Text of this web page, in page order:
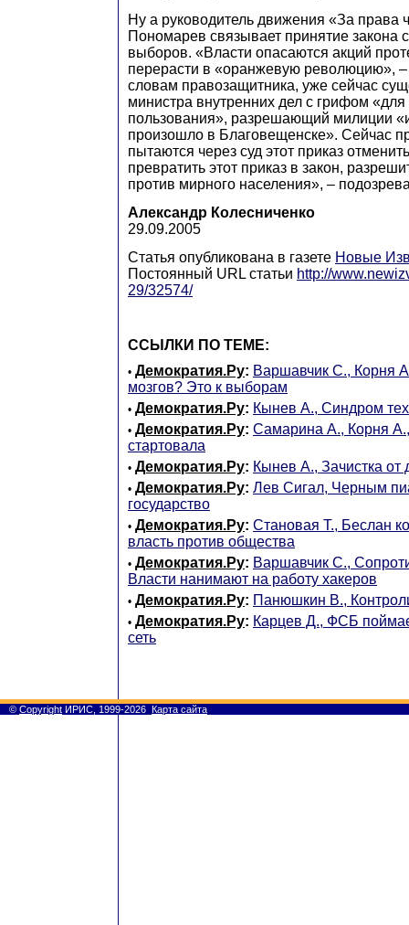
Ну а руководитель движения «За права
Пономарев связывает принятие закона
выборов. «Власти опасаются акций
перерасти в «оранжевую революцию»,
словам правозащитника, уже сейчас
министра внутренних дел с грифом «для
пользования», разрешающий милиции
произошло в Благовещенске». Сейчас
пытаются через суд этот приказ
превратить этот приказ в закон,
против мирного населения», –
Александр Колесниченко
29.09.2005
Статья опубликована в газете Новые
Постоянный URL статьи http://
29/32574/
ССЫЛКИ ПО ТЕМЕ:
• Демократия.Ру: Варшавчик С., Корня
мозгов? Это к выборам
• Демократия.Ру: Кынев А., Синдром
• Демократия.Ру: Самарина А., Корня
стартовала
• Демократия.Ру: Кынев А., Зачистка от
• Демократия.Ру: Лев Сигал, Черным
государство
• Демократия.Ру: Становая Т., Беслан
власть против общества
• Демократия.Ру: Варшавчик С.,
Власти нанимают на работу хакеров
• Демократия.Ру: Панюшкин В.,
• Демократия.Ру: Карцев Д., ФСБ
сеть
© Copyright ИРИС, 1999-2026 Карта сайта